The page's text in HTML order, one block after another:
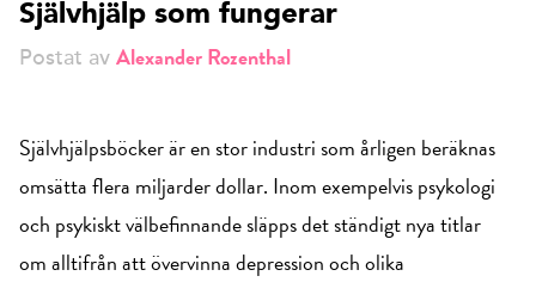
Självhjälp som fungerar
Postat av Alexander Rozenthal
Självhjälpsböcker är en stor industri som årligen beräknas
omsätta flera miljarder dollar. Inom exempelvis psykologi
och psykiskt välbefinnande släpps det ständigt nya titlar
om alltifrån att övervinna depression och olika